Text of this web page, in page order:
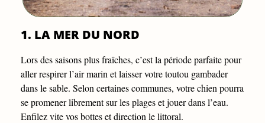
1. LA MER DU NORD
Lors des saisons plus fraîches, c’est la période parfaite pour
aller respirer l’air marin et laisser votre toutou gambader
dans le sable. Selon certaines communes, votre chien pourra
se promener librement sur les plages et jouer dans l’eau.
Enfilez vite vos bottes et direction le littoral.